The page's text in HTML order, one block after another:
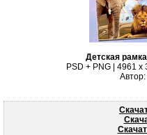
Детская
PSD + PNG | 4961